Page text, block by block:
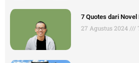
7 Quotes dari Novel
27 Agustus 2024